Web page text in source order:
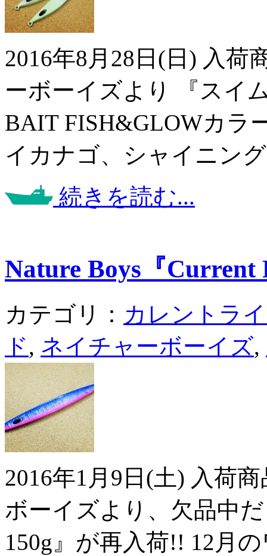
2016年8月28日(日) 入荷
ーボーイズより 『スイ
BAIT FISH&GLOWカラ
イカナゴ、シャイニン
続きを読む...
Nature Boys『Current
カテゴリ： カレントラ
ド, ネイチャーボーイズ,
2016年1月9日(土) 入荷
ボーイズより、欠品中
150g』が再入荷!! 12月